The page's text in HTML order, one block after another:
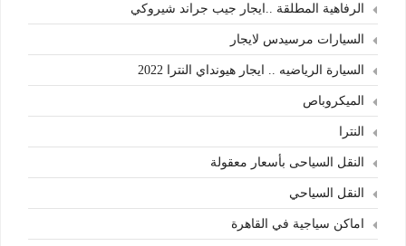
الرفاهية المطلقة ..ايجار جيب جراند شيروكي
السيارات مرسيدس لايجار
السيارة الرياضيه .. ايجار هيونداي النترا 2022
الميكروباص
النترا
النقل السياحى بأسعار معقولة
النقل السياحي
اماكن سياجية في القاهرة